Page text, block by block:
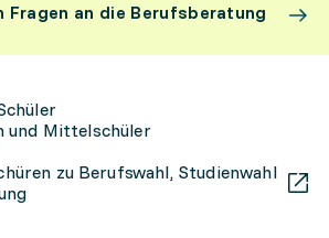
Fragen an die Berufsberatung
und Mittelschüler
zu Berufswahl, Studienwahl